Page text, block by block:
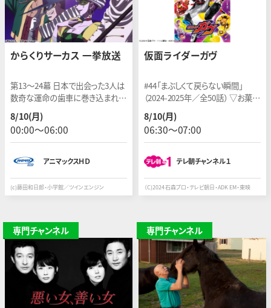
からくりサーカス 一挙放送
第13〜24幕 日本で出会った3人は
数奇な運命の歯車に巻き込まれて
いく──＜制作:2018年/全36話
＞ ※3週連続で一挙に放送！
8/10(月)
00:00〜06:00
アニマックスＨＤ
(c)藤田和日郎・小学館／ツインエンジン
仮面ライダーガヴ
#44「まぶしくて戻らない瞬間」
（2024-2025年／全50話） ▽お菓子
も悪も、俺が食べつくす!! 出演者：
知念英和 ほか
8/10(月)
06:30〜07:00
テレ朝チャンネル１
（C)2024 石森プロ・テレビ朝日・ADK EM・東映
専門チャンネル 専門チャンネル